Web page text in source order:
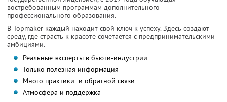
востребованным программам дополнительного
профессионального образования.
В Topmaker каждый находит свой ключ к успеху. Здесь создают
среду, где страсть к красоте сочетается с предпринимательскими
амбициями.
Реальные эксперты в бьюти-индустрии
Только полезная информация
Много практики и обратной связи
Атмосфера и поддержка